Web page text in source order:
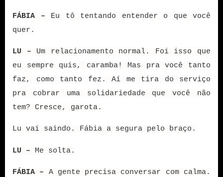
FÁBIA – Eu tô tentando entender o que você
quer.
LU – Um relacionamento normal. Foi isso que
eu sempre quis, caramba! Mas pra você tanto
faz, como tanto fez. Aí me tira do serviço
pra cobrar uma solidariedade que você não
tem? Cresce, garota.
Lu vai saindo. Fábia a segura pelo braço.
LU – Me solta.
FÁBIA – A gente precisa conversar com calma.